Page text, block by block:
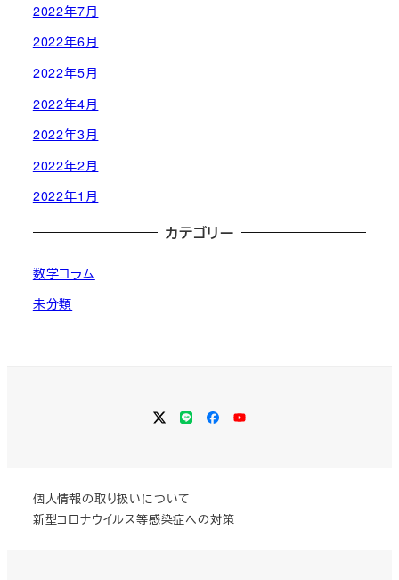
2022年7月
2022年6月
2022年5月
2022年4月
2022年3月
2022年2月
2022年1月
カテゴリー
数学コラム
未分類
Twitter
LINEFacebook
YouTube
個人情報の取り扱いについて
新型コロナウイルス等感染症への対策